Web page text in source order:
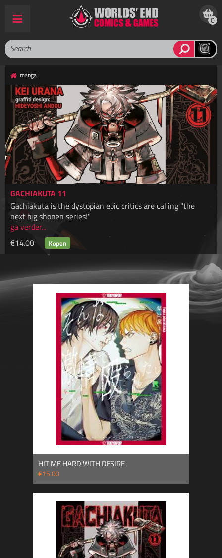
0
manga
GACHIAKUTA 11
Gachiakuta is the dystopian epic critics are calling "the
next big shonen series!"
ga verder...
€14.00
HIT ME HARD WITH DESIRE
€15.00